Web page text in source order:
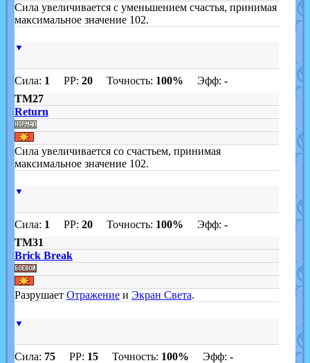
Сила увеличивается с уменьшением счастья, принимая
максимальное значение 102.
▼
Сила: 1 PP: 20Точность: 100% Эфф: -
TM27
Return
Сила увеличивается со счастьем, принимая
максимальное значение 102.
▼
Сила: 1 PP: 20Точность: 100% Эфф: -
TM31
Brick Break
Разрушает Отражениеи Экран Света.
▼
Сила: 75PP: 15Точность: 100% Эфф: -